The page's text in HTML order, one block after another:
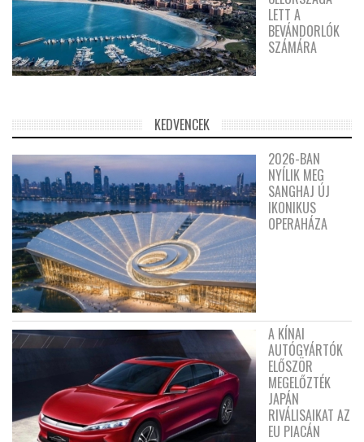
LETT A
BEVÁNDORLÓK
SZÁMÁRA
KEDVENCEK
2026-BAN
NYÍLIK MEG
SANGHAJ ÚJ
IKONIKUS
OPERAHÁZA
A KÍNAI
AUTÓGYÁRTÓK
ELŐSZÖR
MEGELŐZTÉK
JAPÁN
RIVÁLISAIKAT AZ
EU PIACÁN